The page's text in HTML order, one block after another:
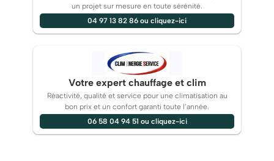
un projet sur mesure en toute sérénité.
04 97 13 82 86 ou cliquez-ici
Votre expert chauffage et clim
Réactivité, qualité et service pour une climatisation au
bon prix et un confort garanti toute l’année.
06 58 04 94 51 ou cliquez-ici